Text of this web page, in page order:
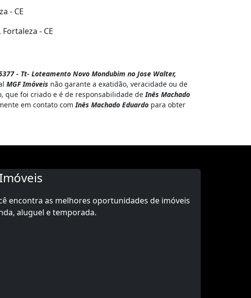
- CE
- CE
- Tt- Loteamento Novo Mondubim no Jose Walter,
MGF Imóveis não garante a exatidão, veracidade ou de
que foi criado e é de responsabilidade deInês Machado
em contato comInês Machado Eduardo para obter
encontra as melhores oportunidades de imóveis
aluguel e temporada.